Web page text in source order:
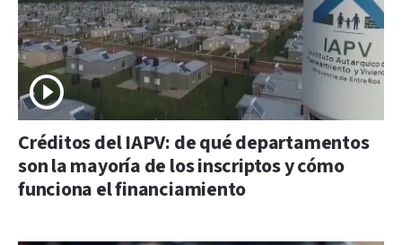
Créditos del IAPV: de qué departamentos
son la mayoría de los inscriptos y cómo
funciona el financiamiento